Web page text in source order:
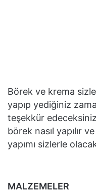
Börek ve krema
yapıp yediğiniz
teşekkür
börek nasıl yapılır
yapımı sizlerle
MALZEMELER